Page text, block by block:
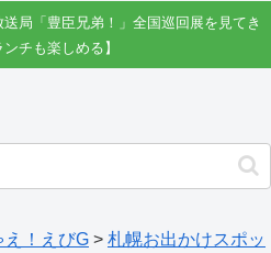
局「豊臣兄弟！」全国巡回展を見てき
チも楽しめる】
！えびG > 札幌お出かけスポッ